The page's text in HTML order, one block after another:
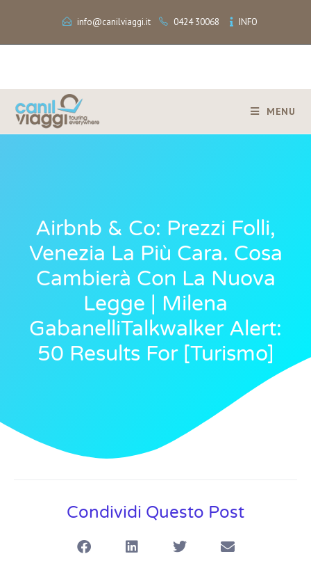
info@canilviaggi.it 0424 30068 INFO
MENU
Airbnb & Co: Prezzi Folli,
Venezia La Più Cara. Cosa
Cambierà Con La Nuova
Legge | Milena
GabanelliTalkwalker Alert:
50 Results For [turismo]
Condividi Questo Post